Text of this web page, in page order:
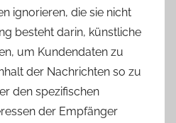
o
ignorieren, die sie nicht
besteht darin, künstliche
um Kundendaten zu
der Nachrichten so zu
den spezifischen
der Empfänger